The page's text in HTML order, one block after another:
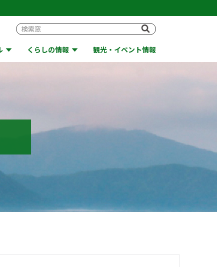
くらしの情報 観光・イベント情報